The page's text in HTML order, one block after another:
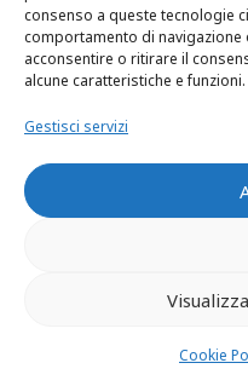
consenso a queste tecnologie
comportamento di navigazione
acconsentire o ritirare il
alcune caratteristiche e funzioni.
Gestisci servizi
Cookie
Limite,
caso,
soltanto se
grave si riveli
all’imputato/
Ne’